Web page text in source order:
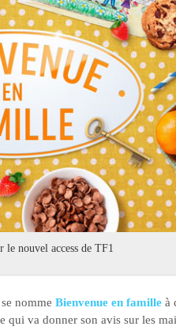
le nouvel access de TF1
nomme Bienvenue en famille à
va donner son avis sur les